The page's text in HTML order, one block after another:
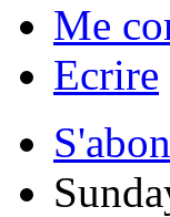
Me
Ecrire